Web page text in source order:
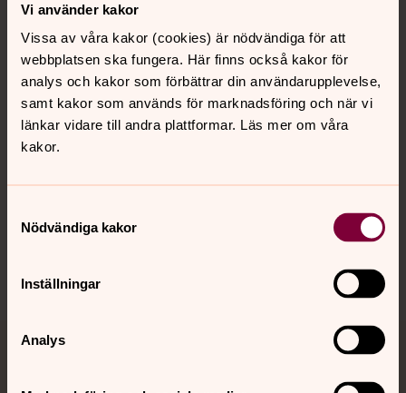
Vi använder kakor
Vissa av våra kakor (cookies) är nödvändiga för att
webbplatsen ska fungera. Här finns också kakor för
analys och kakor som förbättrar din användarupplevelse,
samt kakor som används för marknadsföring och när vi
länkar vidare till andra plattformar. Läs mer om våra
kakor.
Nödvändiga kakor
Inställningar
Analys
Kontakt
Kalender
Hitta snabbt
Sociala kanaler